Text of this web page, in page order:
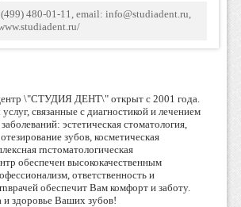
(499) 480-01-11, email: info@studiadent.ru,
\"СТУДИЯ ДЕНТ\" открыт с 2001 года.
связанные с диагностикой и лечением
эстетическая стоматология,
зубов, косметическая
rnстоматологическая
обеспечен высококачественным
ответственность и
обеспечит Вам комфорт и заботу.
и здоровье Ваших зубов!